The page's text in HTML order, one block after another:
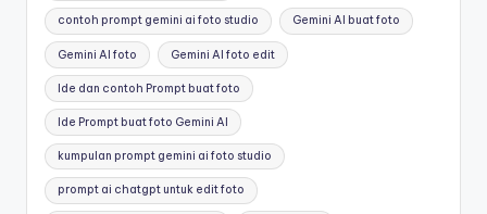
contoh prompt gemini ai foto studio Gemini AI buat foto
Gemini AI foto Gemini AI foto edit
Ide dan contoh Prompt buat foto
Ide Prompt buat foto Gemini AI
kumpulan prompt gemini ai foto studio
prompt ai chatgpt untuk edit foto